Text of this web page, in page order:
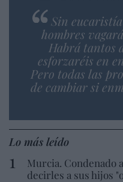
Sin
hombres
Habrá tantos
esforzaréis en
Pero todas las
de cambiar si
Lo más leído
Murcia. Condenado
decirles a sus hijos